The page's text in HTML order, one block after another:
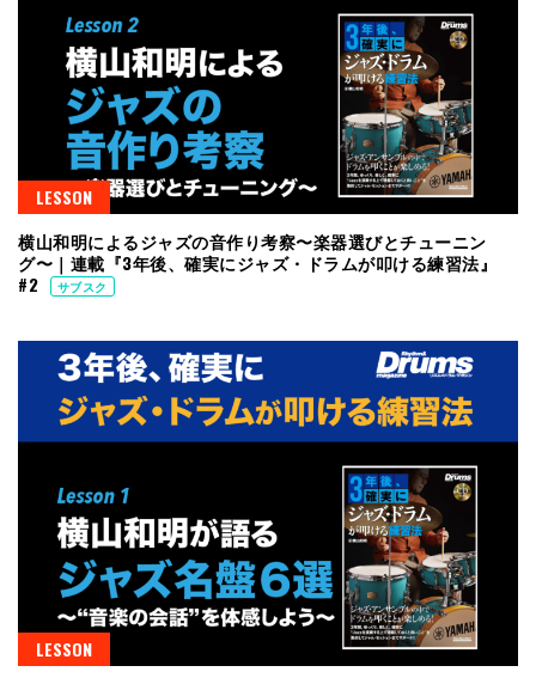
LESSON
横山和明によるジャズの音作り考察〜楽器選びとチューニン
グ〜｜連載『3年後、確実にジャズ・ドラムが叩ける練習法』
#2
サブスク
LESSON